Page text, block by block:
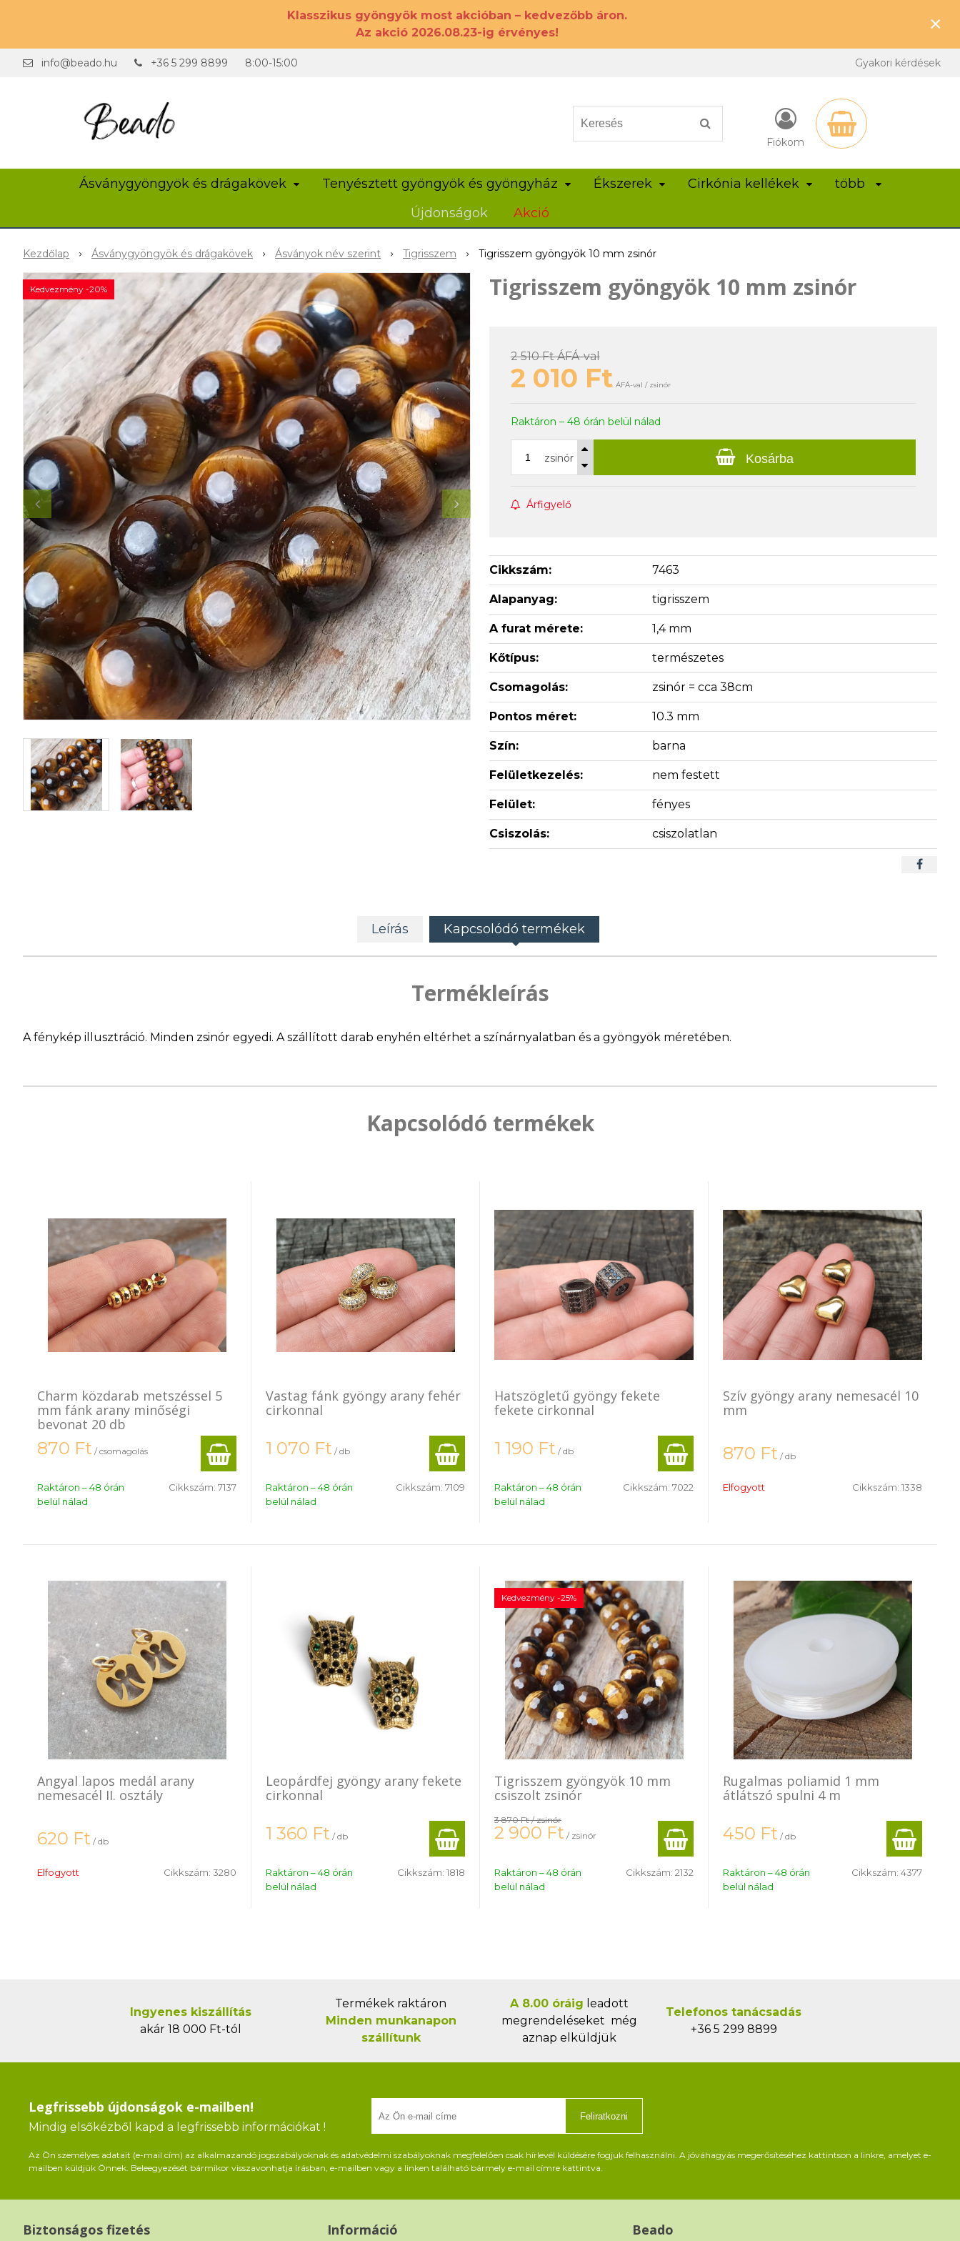
Klasszikus gyöngyök most akcióban – kedvezőbb áron.
Az akció 2026.08.23-ig érvényes!
×
info@beado.hu +36 5 299 8899 8:00-15:00 Gyakori kérdések
Fiókom
Ásványgyöngyök és drágakövek Tenyésztett gyöngyök és gyöngyház Ékszerek Cirkónia kellékek
több
Újdonságok
Akció
Kezdőlap Ásványgyöngyök és drágakövek Ásványok név szerint Tigrisszem Tigrisszem gyöngyök 10 mm zsinór
Kedvezmény -20% Tigrisszem gyöngyök 10 mm zsinór
2 510 FtÁFÁ-val
2 010 Ft ÁFÁ-val / zsinór
Raktáron – 48 órán belül nálad
zsinór Kosárba
Árfigyelő
Cikkszám: 7463
Alapanyag: tigrisszem
A furat mérete: 1,4 mm
Kőtípus: természetes
Csomagolás: zsinór = cca 38cm
Pontos méret: 10.3 mm
Szín: barna
Felületkezelés: nem festett
Felület: fényes
Csiszolás: csiszolatlan
Leírás Kapcsolódó termékek
Termékleírás
A fénykép illusztráció. Minden zsinór egyedi. A szállított darab enyhén eltérhet a színárnyalatban és a gyöngyök méretében.
Kapcsolódó termékek
Charm közdarab metszéssel 5
mm fánk arany minőségi
bevonat 20 db
870 Ft / csomagolás
Raktáron – 48 órán
belül nálad
Cikkszám: 7137
Vastag fánk gyöngy arany fehér
cirkonnal
1 070 Ft / db
Raktáron – 48 órán
belül nálad
Cikkszám: 7109
Hatszögletű gyöngy fekete
fekete cirkonnal
1 190 Ft / db
Raktáron – 48 órán
belül nálad
Cikkszám: 7022
Szív gyöngy arany nemesacél 10
mm
870 Ft / db
Elfogyott Cikkszám: 1338
Angyal lapos medál arany
nemesacél II. osztály
620 Ft / db
Elfogyott Cikkszám: 3280
Leopárdfej gyöngy arany fekete
cirkonnal
1 360 Ft / db
Raktáron – 48 órán
belül nálad
Cikkszám: 1818
Tigrisszem gyöngyök 10 mm
csiszolt zsinór
Kedvezmény -25%
3 870 Ft/ zsinór
2 900 Ft / zsinór
Raktáron – 48 órán
belül nálad
Cikkszám: 2132
Rugalmas poliamid 1 mm
átlátszó spulni 4 m
450 Ft / db
Raktáron – 48 órán
belül nálad
Cikkszám: 4377
Ingyenes kiszállítás
akár 18 000 Ft-tól
Termékek raktáron
Minden munkanapon
szállítunk
A 8.00 óráig leadott
megrendeléseket még
aznap elküldjük
Telefonos tanácsadás
+36 5 299 8899
Legfrissebb újdonságok e-mailben!
Mindig elsőkézből kapd a legfrissebb információkat !
Feliratkozni
Az Ön személyes adatait (e-mail cím) az alkalmazandó jogszabályoknak és adatvédelmi szabályoknak megfelelően csak hírlevél küldésére fogjuk felhasználni. A jóváhagyás megerősítéséhez kattintson a linkre, amelyet e-
mailben küldjük Önnek. Beleegyezését bármikor visszavonhatja írásban, e-mailben vagy a linken található bármely e-mail címre kattintva.
Biztonságos fizetés Információ Beado